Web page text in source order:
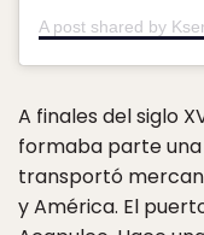
A finales del siglo
formaba parte una
transportó
y América. El